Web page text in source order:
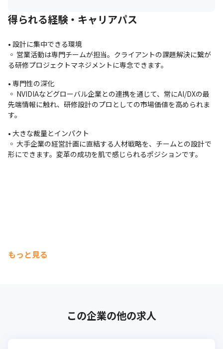
得られる経験・キャリアパス
• 設計に集中できる環境
◦ 営業活動は専門チームが担当。クライアントの課題解決に繋が
る研修プロジェクトマネジメントに専念できます。
• 専門性の深化
◦ NVIDIAなどグローバル企業との連携を通じて、常にAI/DXの最
先端情報に触れ、研修設計のプロとしての市場価値を高められま
す。
• 大きな裁量とインパクト
◦ 大手企業の経営計画に直結する人材戦略を、チームとの設計で
形にできます。変革の成功を肌で感じられるポジションです。
もっと見る
この企業の他の求人